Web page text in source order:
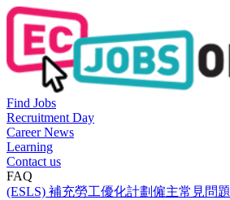
Find Jobs
Recruitment Day
Career News
Learning
Contact us
FAQ
(ESLS) 補充勞工優化計劃僱主常見問題